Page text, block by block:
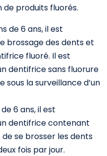
de produits fluorés.
de 6 ans, il est
brossage des dents et
fluoré. Il est
dentifrice sans fluorure
sous la surveillance d’un
6 ans, il est
dentifrice contenant
se brosser les dents
fois par jour.